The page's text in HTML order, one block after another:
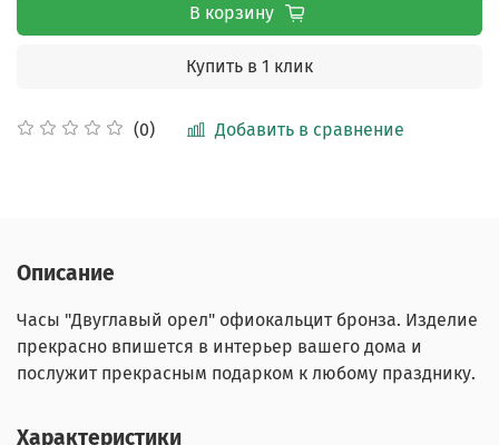
(0) Добавить в сравнение
В корзину
Купить в 1 клик
Описание
Часы "Двуглавый орел" офиокальцит бронза. Изделие
прекрасно впишется в интерьер вашего дома и
послужит прекрасным подарком к любому празднику.
Характеристики